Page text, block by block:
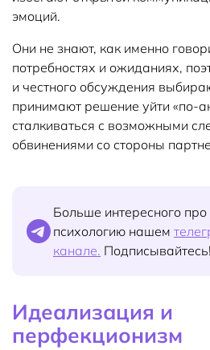
эмоций.
Они не знают, как именно
потребностях и ожиданиях,
и честного обсуждения
принимают решение уйти «по-
сталкиваться с возможными
обвинениями со стороны
Больше интересного про
психологию нашем
канале. Подписывайтесь!
Идеализация и
перфекционизм